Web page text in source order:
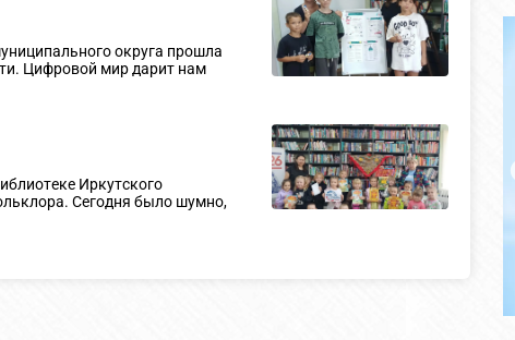
округа прошла
Цифровой мир дарит нам
Иркутского
Сегодня было шумно,